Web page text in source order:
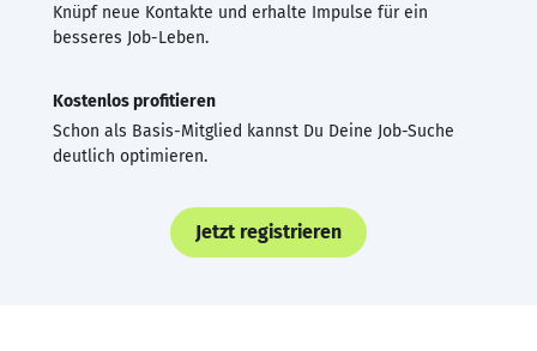
Knüpf neue Kontakte und erhalte Impulse für ein
besseres Job-Leben.
Kostenlos profitieren
Schon als Basis-Mitglied kannst Du Deine Job-Suche
deutlich optimieren.
Jetzt registrieren